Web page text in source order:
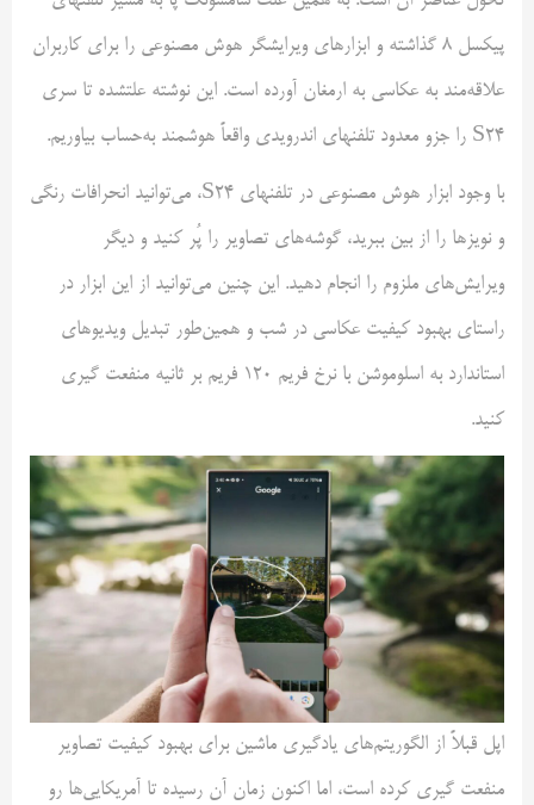
پیکسل ۸ گذاشته و ابزارهای ویرایشگر هوش مصنوعی را برای کاربران
علاقه‌مند به عکاسی به ارمغان آورده است. این نوشته علتشده تا سری
S24 را جزو معدود تلفنهای اندرویدی واقعاً هوشمند به‌حساب بیاوریم.
با وجود ابزار هوش مصنوعی در تلفنهای S24، می‌توانید انحرافات رنگی
و نویزها را از بین ببرید، گوشه‌های تصاویر را پُر کنید و دیگر
ویرایش‌های ملزوم را انجام دهید. این چنین می‌توانید از این ابزار در
راستای بهبود کیفیت عکاسی در شب و همین‌طور تبدیل ویدیو‌های
استاندارد به اسلوموشن با نرخ فریم ۱۲۰ فریم بر ثانیه منفعت گیری
کنید.
اپل قبلاً از الگوریتم‌های یادگیری ماشین برای بهبود کیفیت تصاویر
منفعت گیری کرده است، اما اکنون زمان آن رسیده تا آمریکایی‌ها رو